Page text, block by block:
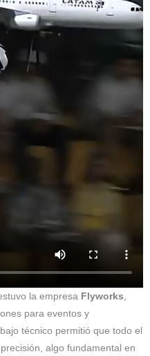
la empresa Flyworks,
para eventos y
técnico permitió que todo el
algo fundamental en